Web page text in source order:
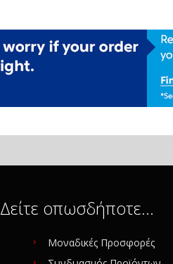
Δείτε οπωσδήποτε…
Μοναδικές Προσφορές